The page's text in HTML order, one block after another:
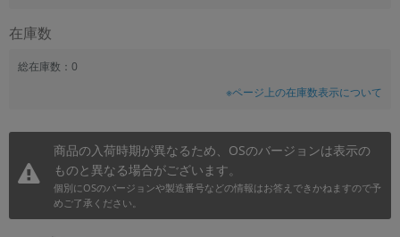
在庫数
総在庫数：0
※ページ上の在庫数表示について
商品の入荷時期が異なるため、OSのバージョンは表示の
ものと異なる場合がございます。
個別にOSのバージョンや製造番号などの情報はお答えできかねますので予
めご了承ください。
価格
円
発売日
年 月 から